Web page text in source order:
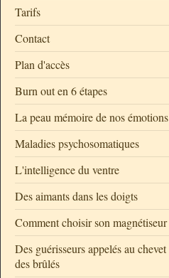
Tarifs
Contact
Plan d'accès
Burn out en 6 étapes
La peau mémoire de nos émotions
Maladies psychosomatiques
L'intelligence du ventre
Des aimants dans les doigts
Comment choisir son magnétiseur
Des guérisseurs appelés au chevet
des brûlés